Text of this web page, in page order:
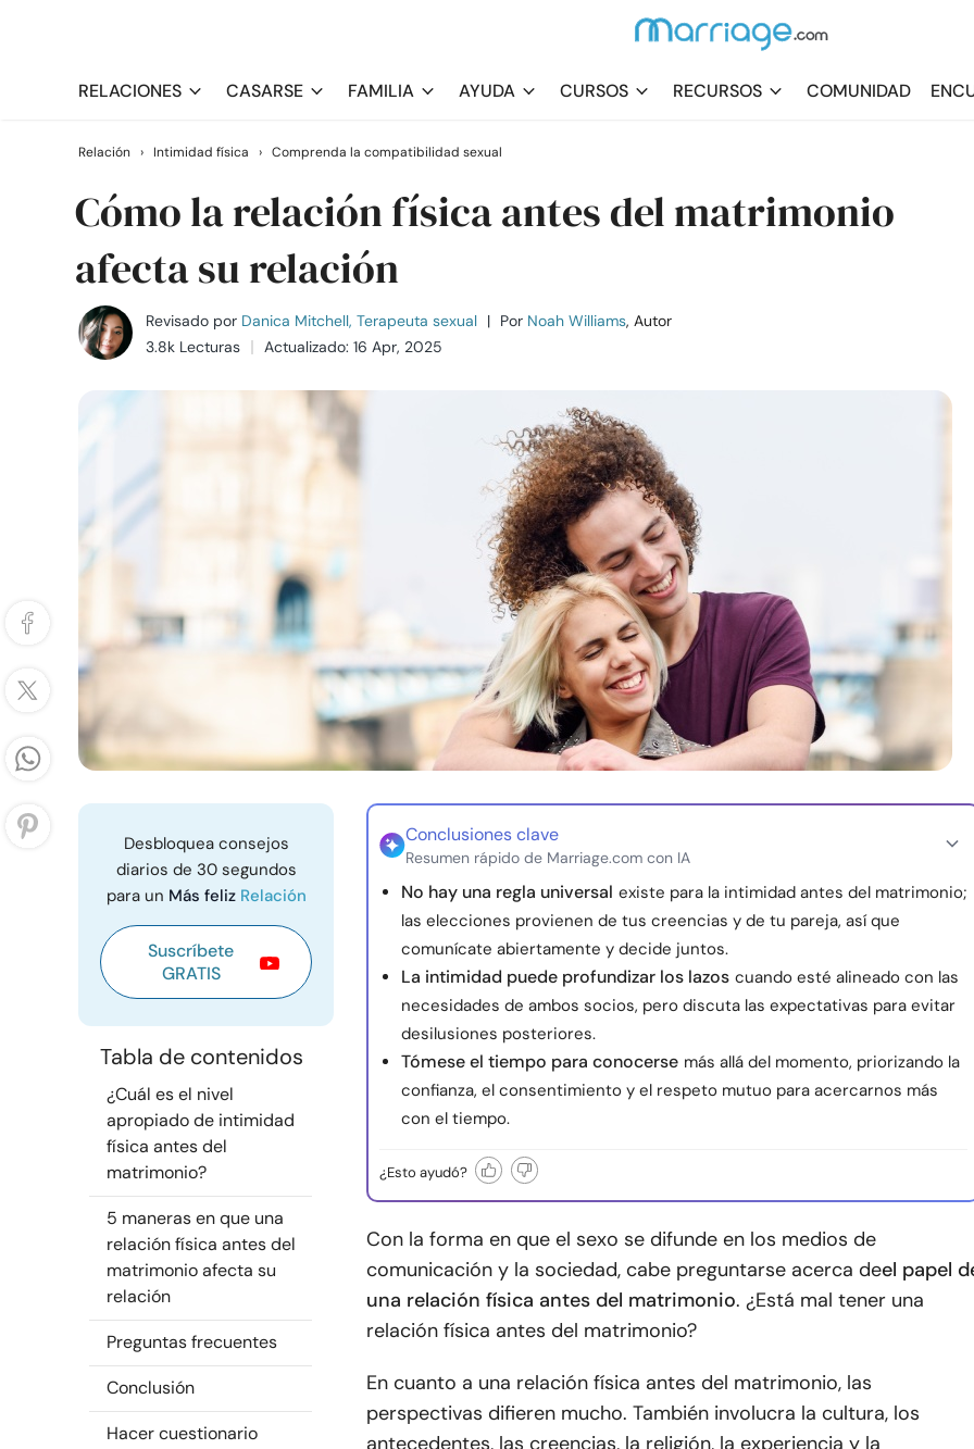
RELACIONES CASARSE FAMILIA AYUDA CURSOS RECURSOS COMUNIDAD
Relación › Intimidad física › Comprenda la compatibilidad sexual
Cómo la relación física antes del matrimonio
afecta su relación
Revisado por Danica Mitchell, Terapeuta sexual | Por Noah Williams, Autor
3.8k Lecturas
Actualizado: 16 Apr, 2025
Desbloquea consejos
diarios de 30 segundos
para un Más feliz Relación
Suscríbete
GRATIS
Tabla de contenidos
¿Cuál es el nivel
apropiado de intimidad
física antes del
matrimonio?
5 maneras en que una
relación física antes del
matrimonio afecta su
relación
Preguntas frecuentes
Conclusión
Hacer cuestionario
Conclusiones clave
Resumen rápido de Marriage.com con IA
No hay una regla universal existe para la intimidad antes del matrimonio;
las elecciones provienen de tus creencias y de tu pareja, así que
comunícate abiertamente y decide juntos.
La intimidad puede profundizar los lazos cuando esté alineado con las
necesidades de ambos socios, pero discuta las expectativas para evitar
desilusiones posteriores.
Tómese el tiempo para conocerse más allá del momento, priorizando la
confianza, el consentimiento y el respeto mutuo para acercarnos más
con el tiempo.
¿Esto ayudó?
Con la forma en que el sexo se difunde en los medios de
comunicación y la sociedad, cabe preguntarse acerca deel papel
una relación física antes del matrimonio. ¿Está mal tener una
relación física antes del matrimonio?
En cuanto a una relación física antes del matrimonio, las
perspectivas difieren mucho. También involucra la cultura, los
antecedentes, las creencias, la religión, la experiencia y la